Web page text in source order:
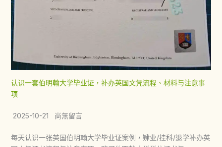
认识一套伯明翰大学毕业证，补办英国文凭流程、材料与注意事
项
2025-10-21 尚無留言
每天认识一张英国伯明翰大学毕业证案例，肄业/挂科/退学补办英